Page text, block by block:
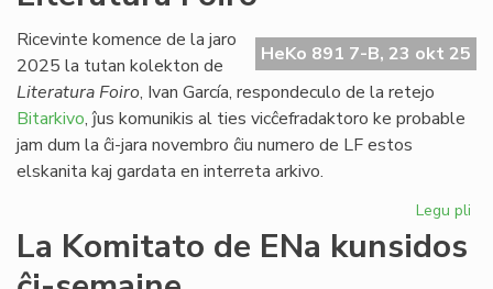
HeKo 891 7-B, 23 okt 25
Ricevinte komence de la jaro
2025 la tutan kolekton de
Literatura Foiro, Ivan García, respondeculo de la retejo
Bitarkivo, ĵus komunikis al ties vicĉefradaktoro ke probable
jam dum la ĉi-jara novembro ĉiu numero de LF estos
elskanita kaj gardata en interreta arkivo.
Legu pli
La Komitato de ENa kunsidos